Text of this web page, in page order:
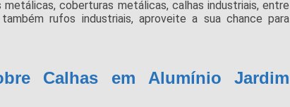
coberturas metálicas, calhas industriais, entre
rufos industriais, aproveite a sua chance para
Calhas em Alumínio Jardim